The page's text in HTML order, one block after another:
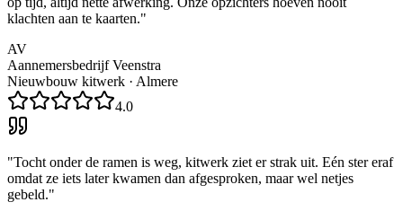
klachten aan te kaarten."
AV
Aannemersbedrijf Veenstra
Nieuwbouw kitwerk · Almere
4.0
"Tocht onder de ramen is weg, kitwerk ziet er strak uit. Eén ster eraf
omdat ze iets later kwamen dan afgesproken, maar wel netjes
gebeld."